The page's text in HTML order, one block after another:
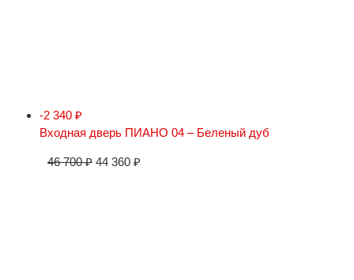
-2 340 ₽
Входная дверь ПИАНО 04 – Беленый дуб
46 700₽ 44 360 ₽